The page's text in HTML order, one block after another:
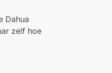
Dahua
zelf hoe